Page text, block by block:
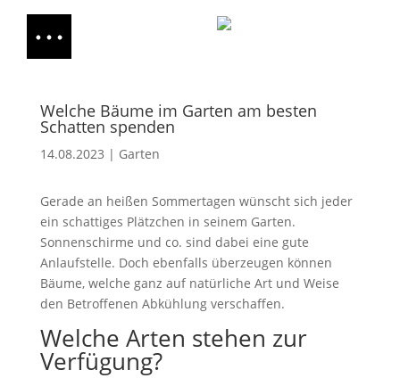
Welche Bäume im Garten am besten
Schatten spenden
14.08.2023 | Garten
Gerade an heißen Sommertagen wünscht sich jeder
ein schattiges Plätzchen in seinem Garten.
Sonnenschirme und co. sind dabei eine gute
Anlaufstelle. Doch ebenfalls überzeugen können
Bäume, welche ganz auf natürliche Art und Weise
den Betroffenen Abkühlung verschaffen.
Welche Arten stehen zur
Verfügung?